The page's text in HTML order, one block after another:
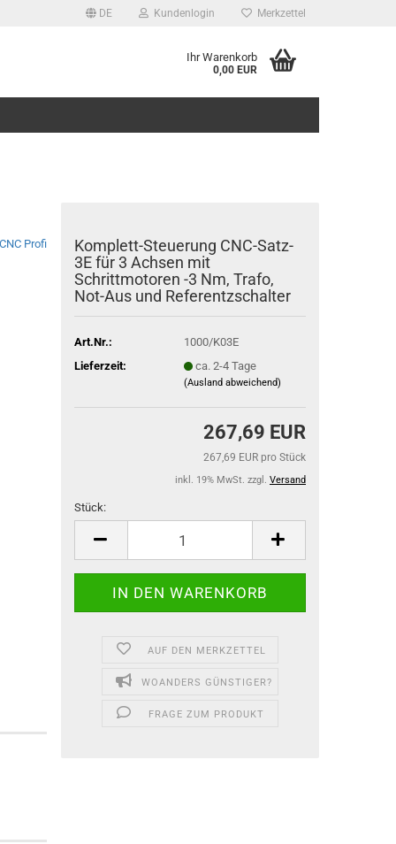
DE Kundenlogin Merkzettel
Ihr Warenkorb
0,00 EUR
CNC Profi
Komplett-Steuerung CNC-Satz-
3E für 3 Achsen mit
Schrittmotoren -3 Nm, Trafo,
Not-Aus und Referentzschalter
Art.Nr.:
1000/K03E
Lieferzeit:
ca. 2-4 Tage
(Ausland abweichend)
267,69 EUR
267,69 EUR pro Stück
inkl. 19% MwSt. zzgl. Versand
Stück:
Stück
AUF DEN MERKZETTEL
WOANDERS GÜNSTIGER?
FRAGE ZUM PRODUKT